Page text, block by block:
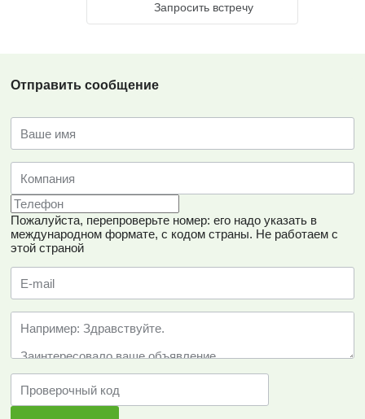
Запросить встречу
Отправить сообщение
Пожалуйста, перепроверьте номер: его надо указать в
международном формате, с кодом страны. Не работаем с
этой страной